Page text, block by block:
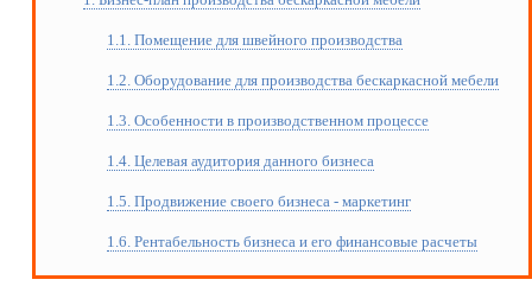
1.1. Помещение для швейного производства
1.2. Оборудование для производства бескаркасной мебели
1.3. Особенности в производственном процессе
1.4. Целевая аудитория данного бизнеса
1.5. Продвижение своего бизнеса - маркетинг
1.6. Рентабельность бизнеса и его финансовые расчеты